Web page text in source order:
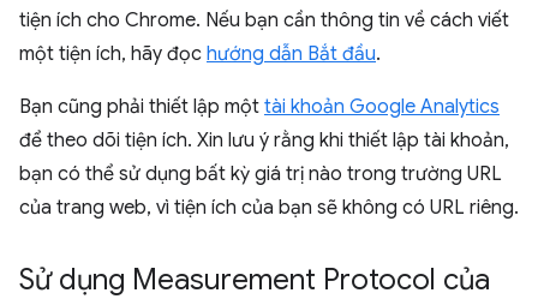
tiện ích cho Chrome. Nếu bạn cần thông tin về cách viết
một tiện ích, hãy đọc hướng dẫn Bắt đầu.
Bạn cũng phải thiết lập một tài khoản Google Analytics
để theo dõi tiện ích. Xin lưu ý rằng khi thiết lập tài khoản,
bạn có thể sử dụng bất kỳ giá trị nào trong trường URL
của trang web, vì tiện ích của bạn sẽ không có URL riêng.
Sử dụng Measurement Protocol của